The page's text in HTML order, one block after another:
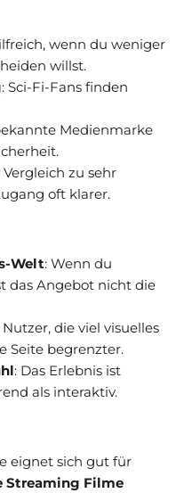
wenn du weniger
willst.
: Sci-Fi-Fans finden
Medienmarke
Vergleich zu sehr
oft klarer.
Welt: Wenn du
das Angebot nicht die
Nutzer, die viel visuelles
Seite begrenzter.
: Das Erlebnis ist
als interaktiv.
eignet sich gut für
Streaming Filme